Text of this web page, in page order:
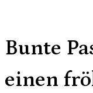
Bunte
einen